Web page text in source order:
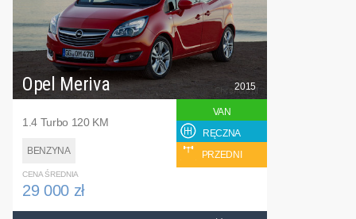
Opel Meriva
1.4 Turbo 120 KM
BENZYNA
2015
VAN
RĘCZNA
PRZEDNI
CENA ŚREDNIA
29 000 zł